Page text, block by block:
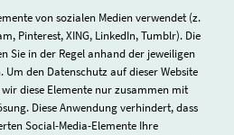
von sozialen Medien verwendet (z.
Pinterest, XING, LinkedIn, Tumblr). Die
Sie in der Regel anhand der jeweiligen
Um den Datenschutz auf dieser Website
diese Elemente nur zusammen mit
Diese Anwendung verhindert, dass
Social-Media-Elemente Ihre